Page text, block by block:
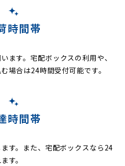
時間帯
ます。宅配ボックスの利用や、
場合は24時間受付可能です。
時間帯
す。また、宅配ボックスなら24
す。